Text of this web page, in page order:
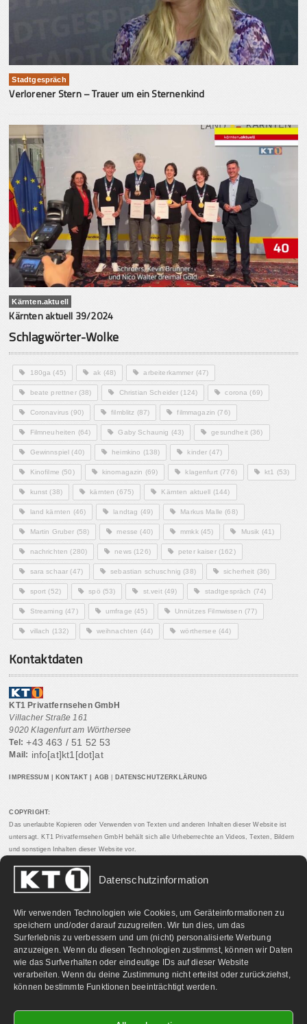
Datenschutzinformation
Wir verwenden Technologien wie Cookies, um Geräteinformationen zu
speichern und/oder darauf zuzugreifen. Wir tun dies, um das
Surferlebnis zu verbessern und um (nicht) personalisierte Werbung
anzuzeigen. Wenn du diesen Technologien zustimmst, können wir Daten
wie das Surfverhalten oder eindeutige IDs auf dieser Website
verarbeiten. Wenn du deine Zustimmung nicht erteilst oder zurückziehst,
können bestimmte Funktionen beeinträchtigt werden.
Stadtgespräch
Verlorener Stern – Trauer um ein Sternenkind
Kärnten.aktuell
Kärnten aktuell 39/2024
Schlagwörter-Wolke
180ga (45) ak (48) arbeiterkammer (47)
beate prettner(38) Christian Scheider (124) corona (69)
Coronavirus (90) filmblitz (87) filmmagazin (76)
Filmneuheiten (64) Gaby Schaunig (43) gesundheit(36)
Gewinnspiel (40) heimkino (138) kinder (47)
Kinofilme (50) kinomagazin (69) klagenfurt(776) kt1 (53)
kunst (38) kärnten (675) Kärnten aktuell (144)
land kärnten (46) landtag (49) Markus Malle (68)
Martin Gruber (58) messe (40) mmkk(45) Musik (41)
nachrichten (280) news(126) peter kaiser(162)
sara schaar (47) sebastian schuschnig (38) sicherheit (36)
sport (52) spö (53) st.veit(49) stadtgespräch (74)
Streaming (47) umfrage (45) Unnützes Filmwissen (77)
villach (132) weihnachten (44) wörthersee (44)
Kontaktdaten
KT1 Privatfernsehen GmbH
Villacher Straße 161
9020 Klagenfurt am Wörthersee
Tel: +43 463 / 51 52 53
Mail: info[at]kt1[dot]at
IMPRESSUM KONTAKT AGB DATENSCHUTZERKLÄRUNG
COPYRIGHT:
Das unerlaubte Kopieren oder Verwenden von Texten und anderen Inhalten dieser Website ist
untersagt. KT1 Privatfernsehen GmbH behält sich alle Urheberrechte an Videos, Texten, Bildern
und sonstigen Inhalten dieser Website vor.
PARTNERLINKS: